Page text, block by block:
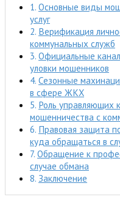
Основные виды
услуг
Верификация
коммунальных служб
Официальные
уловки мошенников
Сезонные
в сфере ЖКХ
Роль управляющих
мошенничества с
Правовая защита
куда обращаться в
Обращение к
случае обмана
Заключение